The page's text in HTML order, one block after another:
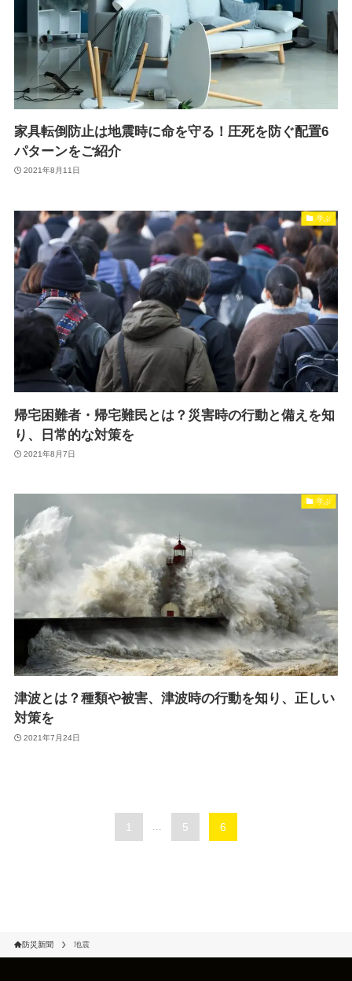
家具転倒防止は地震時に命を守る！圧死を防ぐ配置6
パターンをご紹介
2021年8月11日
学ぶ
帰宅困難者・帰宅難民とは？災害時の行動と備えを知
り、日常的な対策を
2021年8月7日
学ぶ
津波とは？種類や被害、津波時の行動を知り、正しい
対策を
2021年7月24日
1 ... 5 6
防災新聞 地震